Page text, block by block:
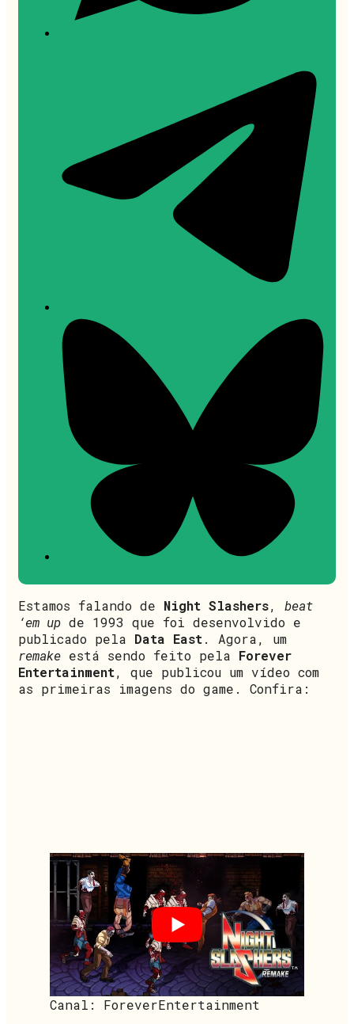
Estamos falando de Night Slashers, beat
‘em up de 1993 que foi desenvolvido e
publicado pela Data East. Agora, um
remake está sendo feito pela Forever
Entertainment, que publicou um vídeo com
as primeiras imagens do game. Confira:
Canal: ForeverEntertainment